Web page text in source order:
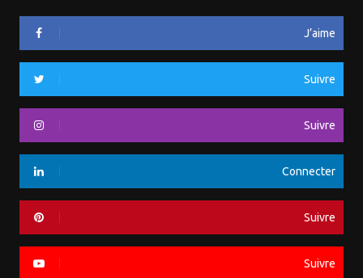
J’aime
Suivre
Suivre
Connecter
Suivre
Suivre